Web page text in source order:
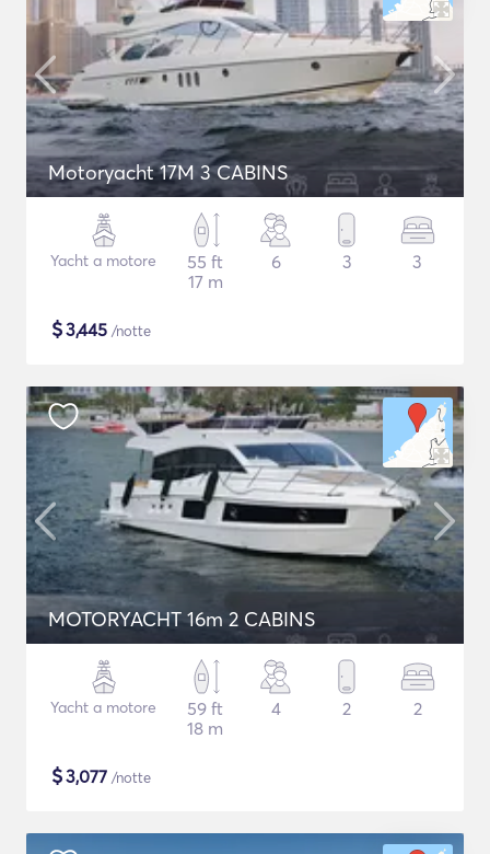
Motoryacht 17M 3 CABINS
Yacht a motore
55 ft
17 m
6 3 3
$3,445 /notte
MOTORYACHT 16m 2 CABINS
Yacht a motore
59 ft
18 m
4 2 2
$3,077 /notte